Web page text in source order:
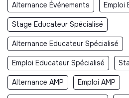
Alternance Événements Emploi
Stage Educateur Spécialisé
Alternance Educateur Spécialisé
Emploi Educateur Spécialisé
Alternance AMP Emploi AMP